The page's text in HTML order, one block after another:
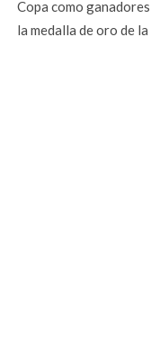
Copa como
la medalla de oro de